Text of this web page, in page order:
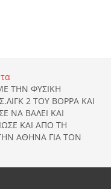
ΤΗΝ ΦΥΣΙΚΗ
2 ΤΟΥ ΒΟΡΡΑ ΚΑΙ
ΝΑ ΒΑΛΕΙ ΚΑΙ
ΚΑΙ ΑΠΟ ΤΗ
ΑΘΗΝΑ ΓΙΑ ΤΟΝ